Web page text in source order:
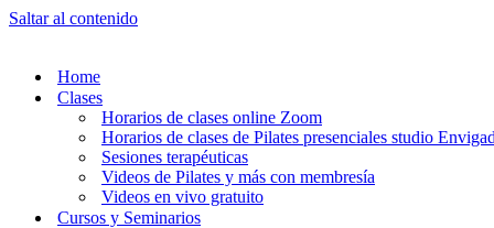
Saltar al contenido
Home
Clases
Horarios de clases online Zoom
Horarios de clases de Pilates presenciales studio
Sesiones terapéuticas
Videos de Pilates y más con membresía
Videos en vivo gratuito
Cursos y Seminarios